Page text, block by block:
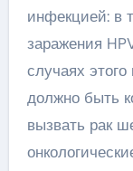
инфекцией: в
заражения
случаях
должно быть
вызвать рак